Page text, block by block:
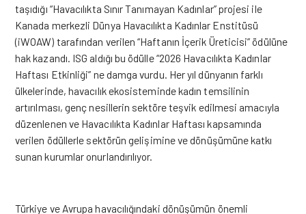
taşıdığı “Havacılıkta Sınır Tanımayan Kadınlar” projesi ile
Kanada merkezli Dünya Havacılıkta Kadınlar Enstitüsü
(iWOAW) tarafından verilen “Haftanın İçerik Üreticisi” ödülüne
hak kazandı. ISG aldığı bu ödülle “2026 Havacılıkta Kadınlar
Haftası Etkinliği” ne damga vurdu. Her yıl dünyanın farklı
ülkelerinde, havacılık ekosisteminde kadın temsilinin
artırılması, genç nesillerin sektöre teşvik edilmesi amacıyla
düzenlenen ve Havacılıkta Kadınlar Haftası kapsamında
verilen ödüllerle sektörün gelişimine ve dönüşümüne katkı
sunan kurumlar onurlandırılıyor.
Türkiye ve Avrupa havacılığındaki dönüşümün önemli